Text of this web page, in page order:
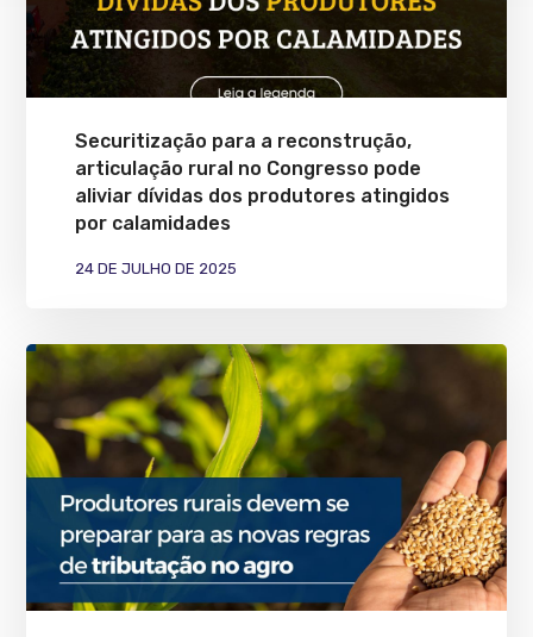
Securitização para a reconstrução,
articulação rural no Congresso pode
aliviar dívidas dos produtores atingidos
por calamidades
24 DE JULHO DE 2025